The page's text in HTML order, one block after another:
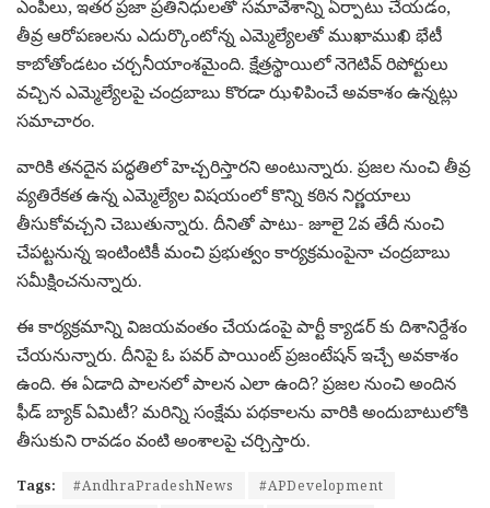
ఎంపీలు, ఇతర ప్రజా ప్రతినిధులతో సమావేశాన్ని ఏర్పాటు చేయడం,
తీవ్ర ఆరోపణలను ఎదుర్కొంటోన్న ఎమ్మెల్యేలతో ముఖాముఖి భేటీ
కాబోతోండటం చర్చనీయాంశమైంది. క్షేత్రస్థాయిలో నెగెటివ్ రిపోర్టులు
వచ్చిన ఎమ్మెల్యేలపై చంద్రబాబు కొరడా ఝళిపించే అవకాశం ఉన్నట్లు
సమాచారం.
వారికి తనదైన పద్ధతిలో హెచ్చరిస్తారని అంటున్నారు. ప్రజల నుంచి తీవ్ర
వ్యతిరేకత ఉన్న ఎమ్మెల్యేల విషయంలో కొన్ని కఠిన నిర్ణయాలు
తీసుకోవచ్చని చెబుతున్నారు. దీనితో పాటు- జూలై 2వ తేదీ నుంచి
చేపట్టనున్న ఇంటింటికీ మంచి ప్రభుత్వం కార్యక్రమంపైనా చంద్రబాబు
సమీక్షించనున్నారు.
ఈ కార్యక్రమాన్ని విజయవంతం చేయడంపై పార్టీ క్యాడర్ కు దిశానిర్దేశం
చేయనున్నారు. దీనిపై ఓ పవర్ పాయింట్ ప్రజంటేషన్ ఇచ్చే అవకాశం
ఉంది. ఈ ఏడాది పాలనలో పాలన ఎలా ఉంది? ప్రజల నుంచి అందిన
ఫీడ్ బ్యాక్ ఏమిటీ? మరిన్ని సంక్షేమ పథకాలను వారికి అందుబాటులోకి
తీసుకుని రావడం వంటి అంశాలపై చర్చిస్తారు.
Tags: #AndhraPradeshNews
#APDevelopment